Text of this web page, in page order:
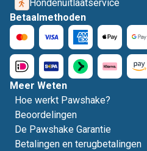
Hondenuitlaatservice
Betaalmethoden
Meer Weten
Hoe werkt Pawshake?
Beoordelingen
De Pawshake Garantie
Betalingen en terugbetalingen